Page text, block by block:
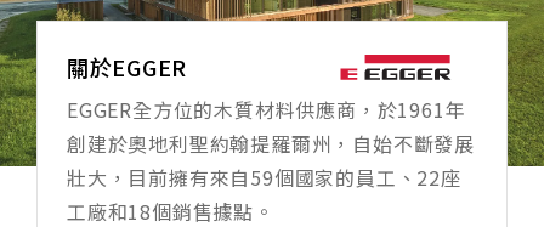
關於EGGER
EGGER全方位的木質材料供應商，於1961年
創建於奧地利聖約翰提羅爾州，自始不斷發展
壯大，目前擁有來自59個國家的員工、22座
工廠和18個銷售據點。